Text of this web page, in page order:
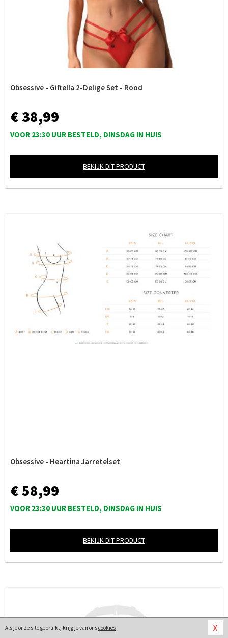
Obsessive - Giftella 2-Delige Set - Rood
€ 38,99
VOOR 23:30 UUR BESTELD, DINSDAG IN HUIS
BEKIJK DIT PRODUCT
Obsessive - Heartina Jarretelset
€ 58,99
VOOR 23:30 UUR BESTELD, DINSDAG IN HUIS
BEKIJK DIT PRODUCT
X
Als je onze site gebruikt, krijg je van onscookies